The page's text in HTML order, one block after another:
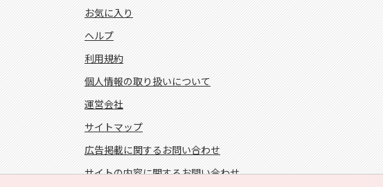
お気に入り
ヘルプ
利用規約
個人情報の取り扱いについて
運営会社
サイトマップ
広告掲載に関するお問い合わせ
サイトの内容に関するお問い合わせ